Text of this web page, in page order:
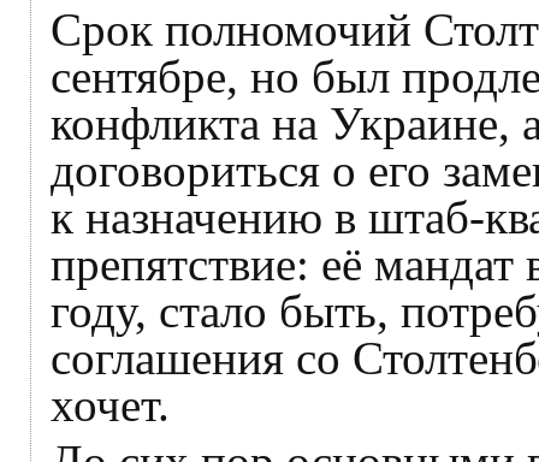
Срок полномочий
сентябре, но был
конфликта на Украине,
договориться о его
к назначению в штаб-
препятствие: её
году, стало быть,
соглашения со
хочет.